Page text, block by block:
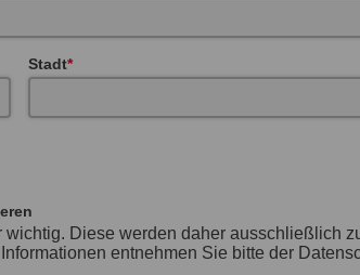
Stadt
wichtig. Diese werden daher ausschließlich
entnehmen Sie bitte der